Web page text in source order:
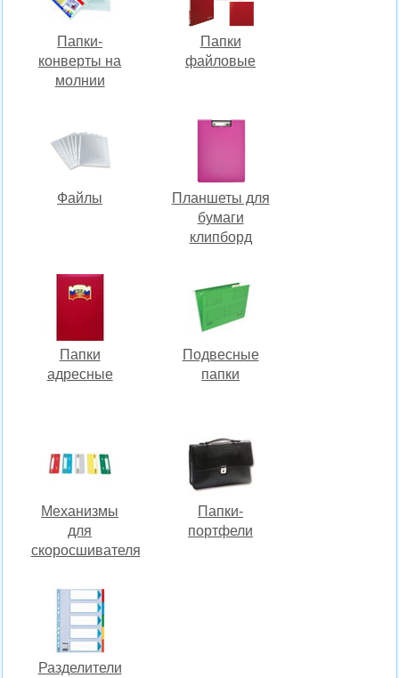
Папки-
конверты на
молнии
Папки
файловые
Файлы
Планшеты для
бумаги
клипборд
Папки
адресные
Подвесные
папки
Механизмы
для
скоросшивателя
Папки-
портфели
Разделители